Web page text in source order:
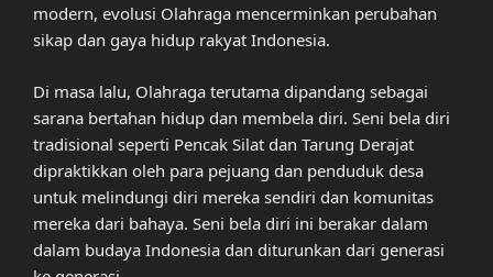
modern, evolusi Olahraga mencerminkan perubahan
sikap dan gaya hidup rakyat Indonesia.
Di masa lalu, Olahraga terutama dipandang sebagai
sarana bertahan hidup dan membela diri. Seni bela diri
tradisional seperti Pencak Silat dan Tarung Derajat
dipraktikkan oleh para pejuang dan penduduk desa
untuk melindungi diri mereka sendiri dan komunitas
mereka dari bahaya. Seni bela diri ini berakar dalam
dalam budaya Indonesia dan diturunkan dari generasi